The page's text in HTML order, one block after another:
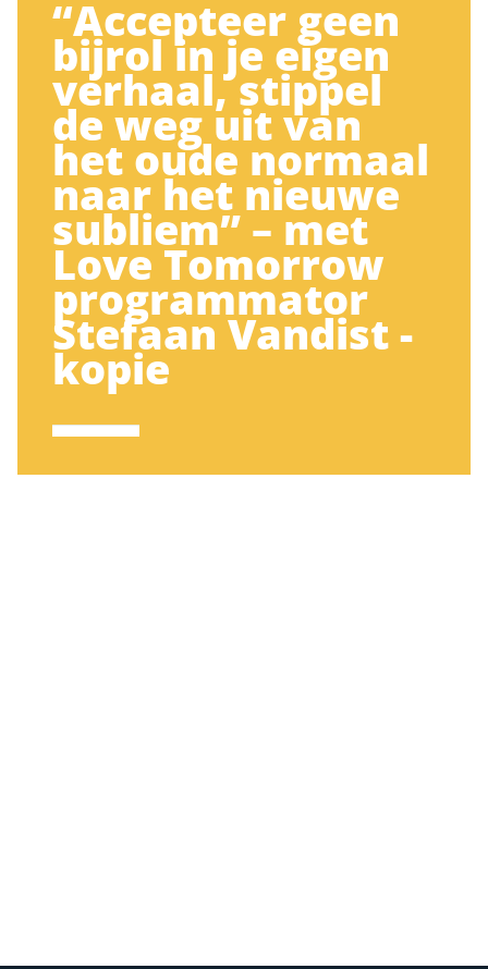
“Accepteer geen
bijrol in je eigen
verhaal, stippel
de weg uit van
het oude normaal
naar het nieuwe
subliem” – met
Love Tomorrow
programmator
Stefaan Vandist -
kopie